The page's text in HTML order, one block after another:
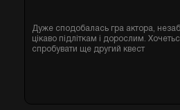
Дуже сподобалась гра актора,
цікаво підліткам і дорослим.
спробувати ще другий квест